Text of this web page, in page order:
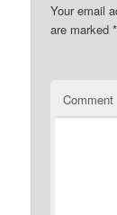
Your email
are marked*
Comment